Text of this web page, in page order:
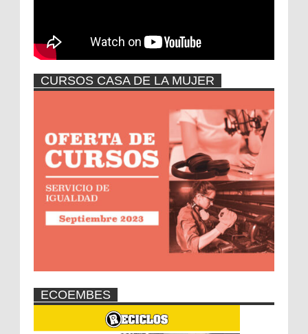
CURSOS CASA DE LA MUJER
ECOEMBES